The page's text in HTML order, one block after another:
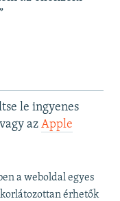
le ingyenes
az Apple
a weboldal egyes
érhetők